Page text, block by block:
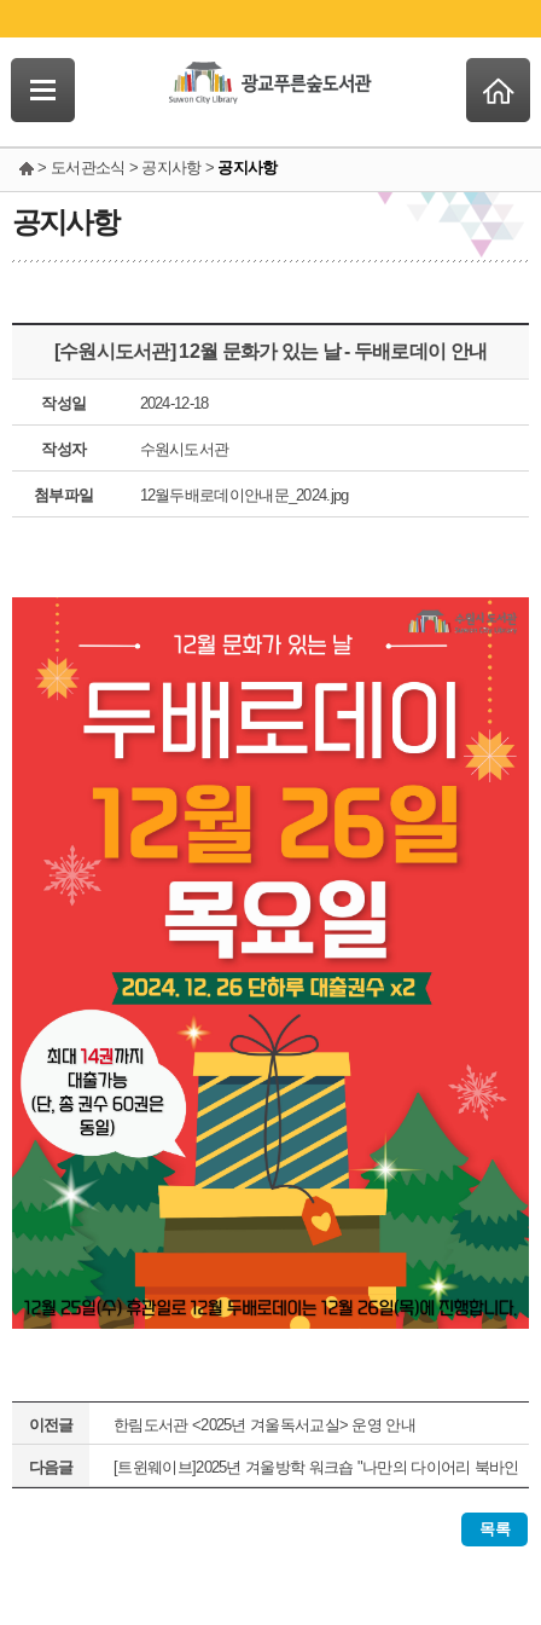
> 도서관소식 > 공지사항 > 공지사항
공지사항
[수원시도서관] 12월 문화가 있는 날 - 두배로데이 안내
작성일 2024-12-18
작성자 수원시도서관
첨부파일 12월두배로데이안내문_2024.jpg
이전글 한림도서관 <2025년 겨울독서교실> 운영 안내
다음글 [트윈웨이브]2025년 겨울방학 워크숍 "나만의 다이어리 북바인
목록